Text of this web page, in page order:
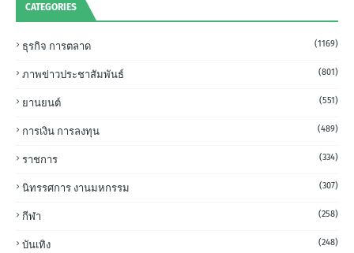
CATEGORIES
ธุรกิจ การตลาด (1169)
ภาพข่าวประชาสัมพันธ์ (801)
ยานยนต์ (551)
การเงิน การลงทุน (489)
ราชการ (334)
นิทรรศการ งานมหกรรม (307)
กีฬา (258)
บันเทิง (248)